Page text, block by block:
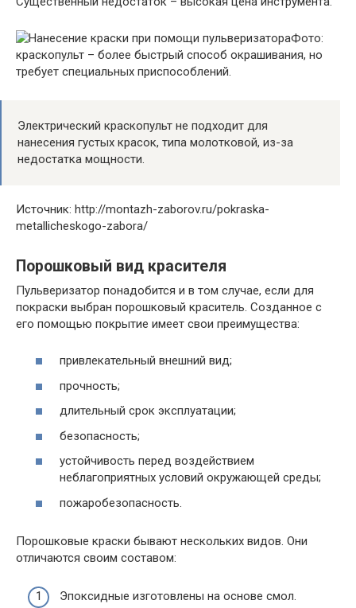
Фото:
краскопульт – более быстрый способ окрашивания, но
требует специальных приспособлений.
Электрический краскопульт не подходит для
нанесения густых красок, типа молотковой, из-за
недостатка мощности.
Источник: http://montazh-zaborov.ru/pokraska-
metallicheskogo-zabora/
Порошковый вид красителя
Пульверизатор понадобится и в том случае, если для
покраски выбран порошковый краситель. Созданное с
его помощью покрытие имеет свои преимущества:
привлекательный внешний вид;
прочность;
длительный срок эксплуатации;
безопасность;
устойчивость перед воздействием
неблагоприятных условий окружающей среды;
пожаробезопасность.
Порошковые краски бывают нескольких видов. Они
отличаются своим составом:
Эпоксидные изготовлены на основе смол.